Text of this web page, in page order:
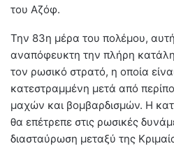
του Αζόφ.
Την 83η μέρα του πολέμου,
αναπόφευκτη την πλήρη
τον ρωσικό στρατό, η οποία
κατεστραμμένη μετά από
μαχών και βομβαρδισμών. Η
θα επέτρεπε στις ρωσικές
διασταύρωση μεταξύ της